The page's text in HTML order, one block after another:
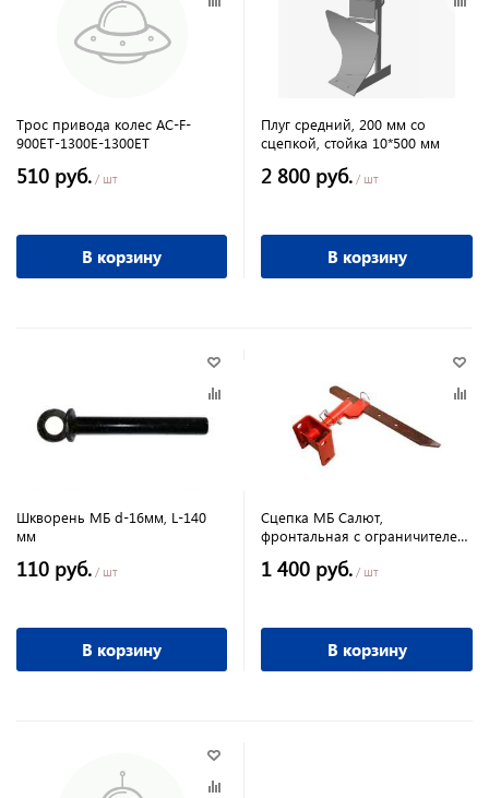
Трос привода колес AC-F-
900ET-1300E-1300ET
510 руб. / шт
В корзину
Плуг средний, 200 мм со
сцепкой, стойка 10*500 мм
2 800 руб. / шт
В корзину
Шкворень МБ d-16мм, L-140
мм
110 руб. / шт
В корзину
Сцепка МБ Салют,
фронтальная с ограничителем
1 400 руб. / шт
В корзину